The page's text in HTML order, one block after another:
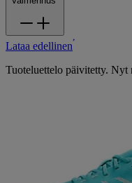
Lataa edellinen
Tuoteluettelo päivitetty. Nyt